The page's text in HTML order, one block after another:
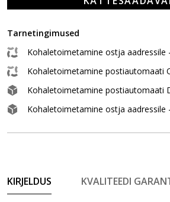
Tarnetingimused
Kohaletoimetamine ostja aadressile
Kohaletoimetamine postiautomaati
Kohaletoimetamine postiautomaati
Kohaletoimetamine ostja aadressile
KIRJELDUS KVALITEEDI